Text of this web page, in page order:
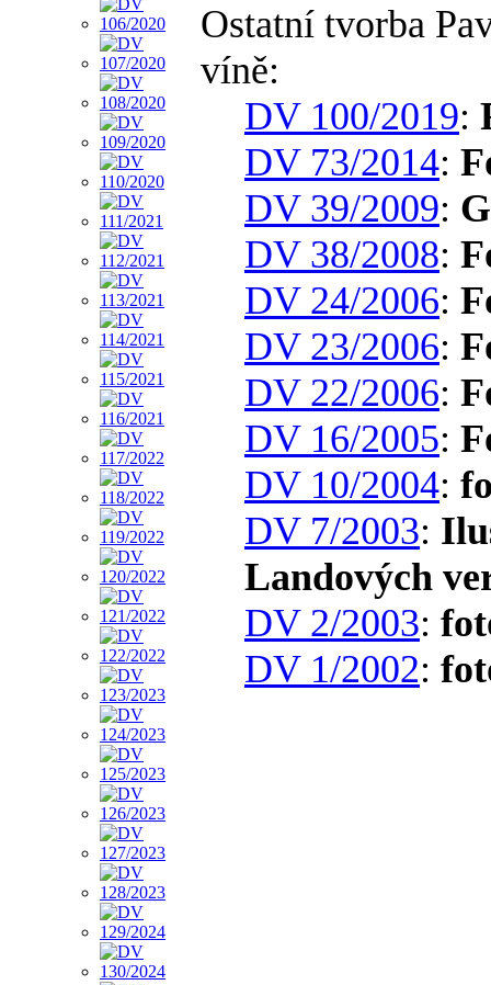
Ostatní tvorba
víně:
DV 100/2019:
DV 73/2014:
DV 39/2009:
DV 38/2008:
DV 24/2006:
DV 23/2006:
DV 22/2006:
DV 16/2005:
DV 10/2004:
DV 7/2003:
Landových
DV 2/2003:
DV 1/2002: